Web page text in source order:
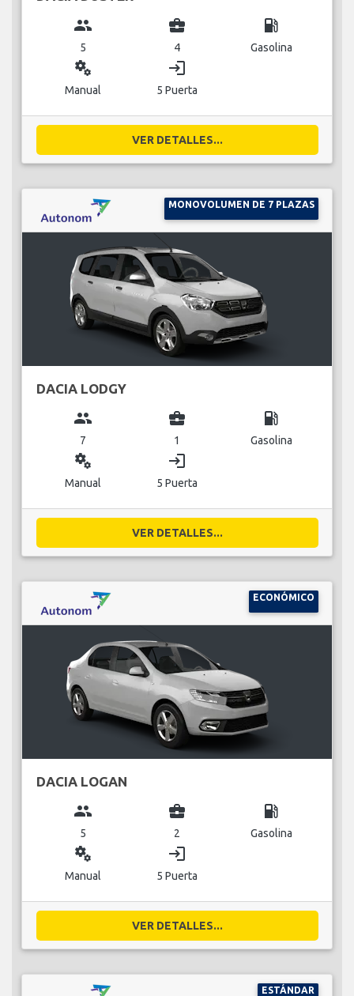
group
5
business_center
4
local_gas_station
Gasolina
miscellaneous_services
Manual
login
5 Puerta
VER DETALLES...
MONOVOLUMEN DE 7 PLAZAS
DACIA LODGY
group
7
business_center
1
local_gas_station
Gasolina
miscellaneous_services
Manual
login
5 Puerta
VER DETALLES...
ECONÓMICO
DACIA LOGAN
group
5
business_center
2
local_gas_station
Gasolina
miscellaneous_services
Manual
login
5 Puerta
VER DETALLES...
ESTÁNDAR